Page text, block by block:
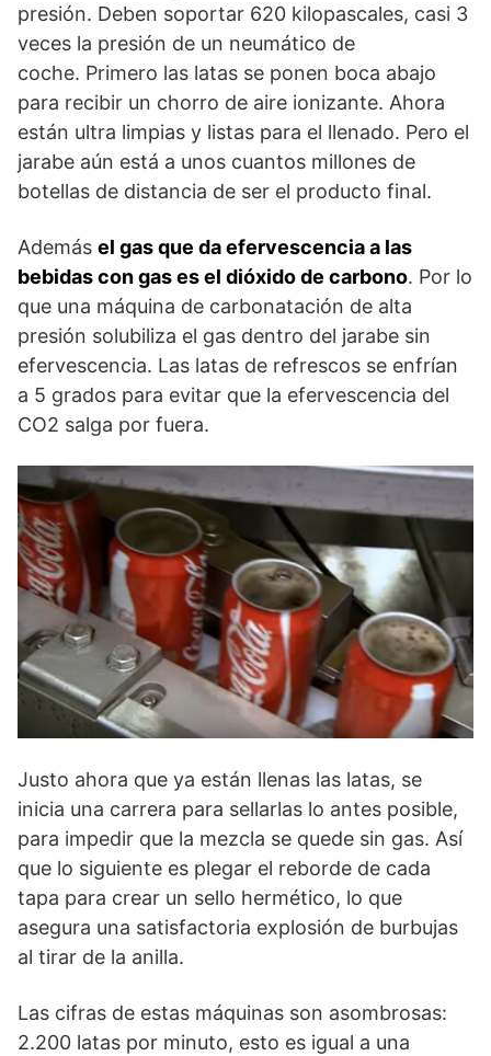
presión. Deben soportar 620 kilopascales, casi 3
veces la presión de un neumático de
coche. Primero las latas se ponen boca abajo
para recibir un chorro de aire ionizante. Ahora
están ultra limpias y listas para el llenado. Pero el
jarabe aún está a unos cuantos millones de
botellas de distancia de ser el producto final.
Además el gas que da efervescencia a las
bebidas con gas es el dióxido de carbono. Por lo
que una máquina de carbonatación de alta
presión solubiliza el gas dentro del jarabe sin
efervescencia. Las latas de refrescos se enfrían
a 5 grados para evitar que la efervescencia del
CO2 salga por fuera.
Justo ahora que ya están llenas las latas, se
inicia una carrera para sellarlas lo antes posible,
para impedir que la mezcla se quede sin gas. Así
que lo siguiente es plegar el reborde de cada
tapa para crear un sello hermético, lo que
asegura una satisfactoria explosión de burbujas
al tirar de la anilla.
Las cifras de estas máquinas son asombrosas:
2.200 latas por minuto, esto es igual a una